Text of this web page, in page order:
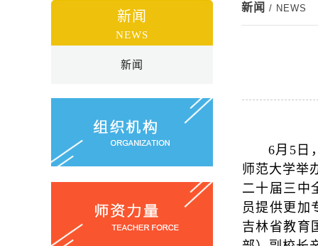
新闻
NEWS
新闻
新闻 / NEWS
6月5日
师范大学举
二十届三中
员提供更加
吉林省教育